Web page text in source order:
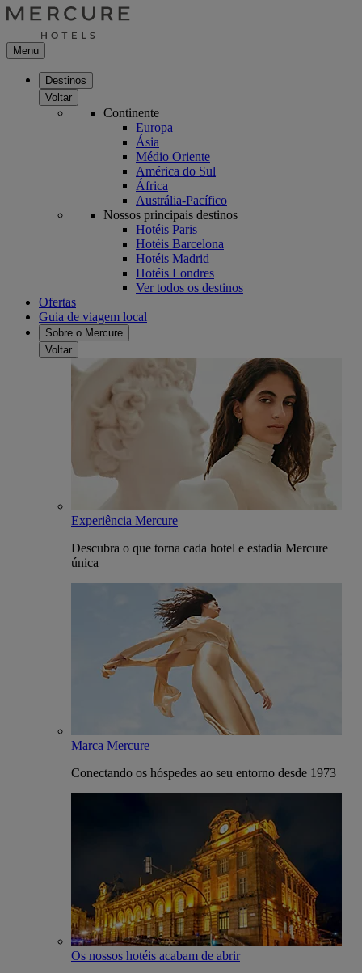
Menu
Destinos
Voltar
Continente
Europa
Ásia
Médio Oriente
América do Sul
África
Austrália-Pacífico
Nossos principais destinos
Hotéis Paris
Hotéis Barcelona
Hotéis Madrid
Hotéis Londres
Ver todos os destinos
Ofertas
Guia de viagem local
Sobre o Mercure
Voltar
Experiência Mercure
Descubra o que torna cada hotel e estadia Mercure
única
Marca Mercure
Conectando os hóspedes ao seu entorno desde 1973
Os nossos hotéis acabam de abrir